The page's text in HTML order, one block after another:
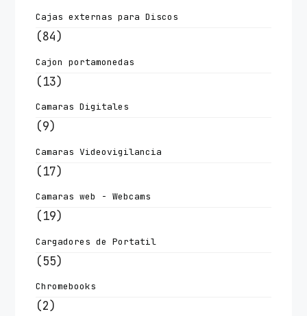
Cajas externas para Discos
(84)
Cajon portamonedas
(13)
Camaras Digitales
(9)
Camaras Videovigilancia
(17)
Camaras web - Webcams
(19)
Cargadores de Portatil
(55)
Chromebooks
(2)